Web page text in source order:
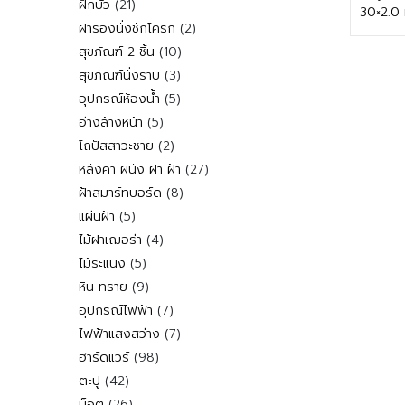
ฝักบัว 2121
สินค้า
ฝารองนั่งชักโครก 22
สุขภัณฑ์ 2 ชิ้น 1010
สินค้า
สุขภัณฑ์นั่งราบ 33
สินค้า
อุปกรณ์ห้องน้ำ 55
อ่างล้างหน้า 55
สินค้า
โถปัสสาวะชาย 22
สินค้า
หลังคา ผนัง ฝา ฝ้า 2727
ฝ้าสมาร์ทบอร์ด 88
แผ่นฝ้า 55
สินค้า
ไม้ฝาเฌอร่า 44
ไม้ระแนง 55
สินค้า
หิน ทราย 99
สินค้า
อุปกรณ์ไฟฟ้า 77
สินค้า
ไฟฟ้าแสงสว่าง 77
ฮาร์ดแวร์ 9898
ตะปู 4242
สินค้า
30×2.0